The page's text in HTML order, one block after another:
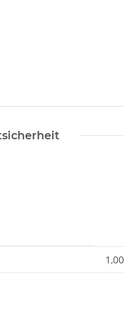
1,00